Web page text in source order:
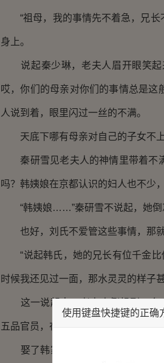
“祖母，我的事情先不着急，兄长
身上。
说起秦少琳，老夫人眉开眼笑起
哎，你们的母亲对你们的事情总是这
人说到着，眼里闪过一丝的不满。
天底下哪有母亲对自己的子女不上
秦研雪见老夫人的神情里带着不满
吗？韩姨娘在京都认识的妇人也不少
“韩姨娘……”秦研雪不说起，她倒
也好，刘氏不爱管这些事情，那就
“说起韩氏，她的兄长有位千金比
时候我还见过一面，那水灵灵的样子
这一说起来，老夫人倒想到一个合
五品官员，在吏部做审查官，确实算
娶了韩家的女儿，一来可以知根
使用键盘快捷键的正确